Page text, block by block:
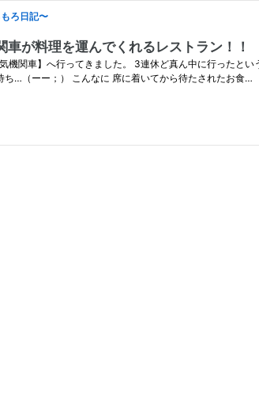
ろ日記〜
車が料理を運んでくれるレストラン！！
機関車】へ行ってきました。 3連休ど真ん中に行ったと
ち…（ーー；） こんなに 席に着いてから待たされたお食…